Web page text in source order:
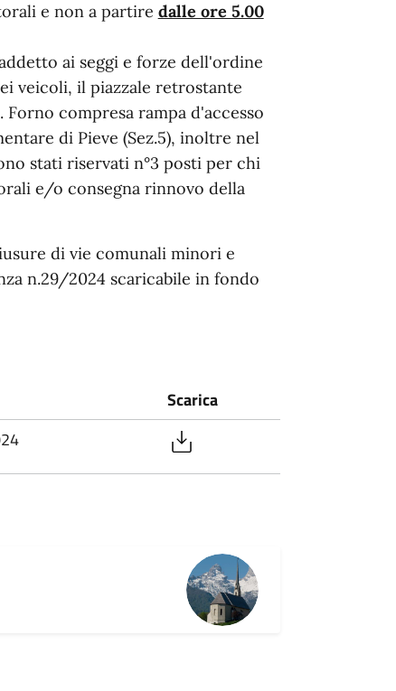
e non a partire dalle ore 5.00
ai seggi e forze dell'ordine
veicoli, il piazzale retrostante
compresa rampa d'accesso
di Pieve (Sez.5), inoltre nel
stati riservati n°3 posti per chi
e/o consegna rinnovo della
di vie comunali minori e
n.29/2024 scaricabile in fondo
Scarica